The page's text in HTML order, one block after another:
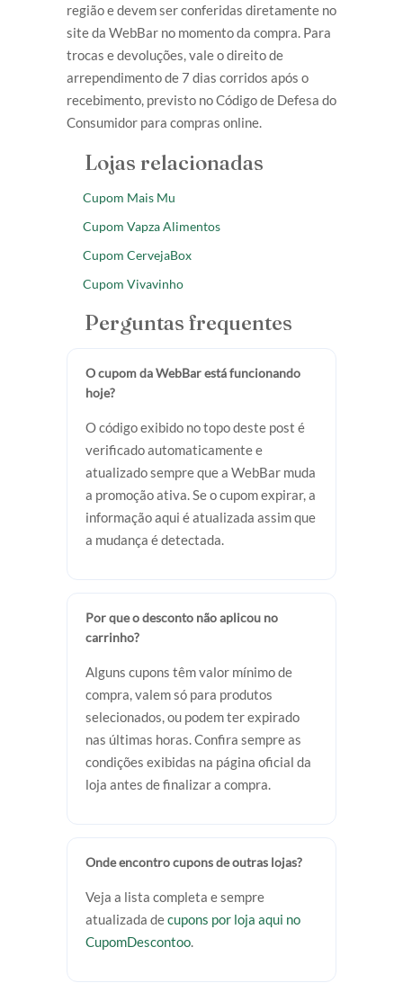
região e devem ser conferidas diretamente no
site da WebBar no momento da compra. Para
trocas e devoluções, vale o direito de
arrependimento de 7 dias corridos após o
recebimento, previsto no Código de Defesa do
Consumidor para compras online.
Lojas relacionadas
Cupom Mais Mu
Cupom Vapza Alimentos
Cupom CervejaBox
Cupom Vivavinho
Perguntas frequentes
O cupom da WebBar está funcionando
hoje?
O código exibido no topo deste post é
verificado automaticamente e
atualizado sempre que a WebBar muda
a promoção ativa. Se o cupom expirar, a
informação aqui é atualizada assim que
a mudança é detectada.
Por que o desconto não aplicou no
carrinho?
Alguns cupons têm valor mínimo de
compra, valem só para produtos
selecionados, ou podem ter expirado
nas últimas horas. Confira sempre as
condições exibidas na página oficial da
loja antes de finalizar a compra.
Onde encontro cupons de outras lojas?
Veja a lista completa e sempre
atualizada decupons por loja aqui no
CupomDescontoo.